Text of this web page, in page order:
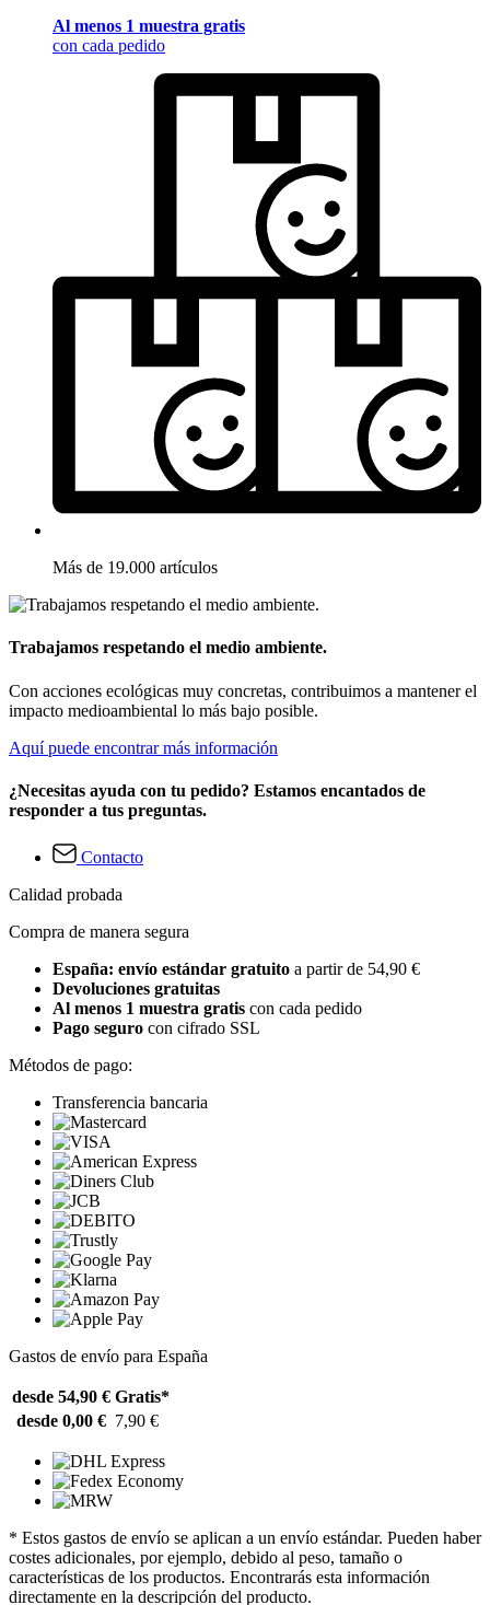
Al menos 1 muestra gratis
con cada pedido
Más de 19.000 artículos
Trabajamos respetando el medio ambiente.
Con acciones ecológicas muy concretas, contribuimos a mantener el
impacto medioambiental lo más bajo posible.
Aquí puede encontrar más información
¿Necesitas ayuda con tu pedido? Estamos encantados de
responder a tus preguntas.
Contacto
Calidad probada
Compra de manera segura
España: envío estándar gratuito a partir de 54,90 €
Devoluciones gratuitas
Al menos 1 muestra gratis con cada pedido
Pago seguro con cifrado SSL
Métodos de pago:
Transferencia bancaria
Gastos de envío para España
desde 54,90 € Gratis*
desde 0,00 € 7,90 €
* Estos gastos de envío se aplican a un envío estándar. Pueden haber
costes adicionales, por ejemplo, debido al peso, tamaño o
características de los productos. Encontrarás esta información
directamente en la descripción del producto.